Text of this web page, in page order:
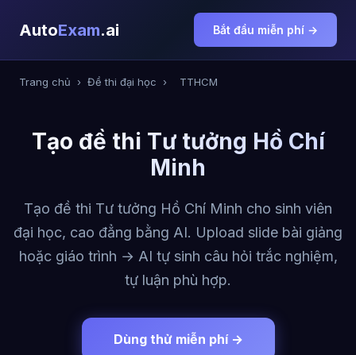
AutoExam.ai Bắt đầu miễn phí →
Trang chủ › Đề thi đại học › TTHCM
Tạo đề thi Tư tưởng Hồ Chí
Minh
Tạo đề thi Tư tưởng Hồ Chí Minh cho sinh viên
đại học, cao đẳng bằng AI. Upload slide bài giảng
hoặc giáo trình → AI tự sinh câu hỏi trắc nghiệm,
tự luận phù hợp.
Dùng thử miễn phí →